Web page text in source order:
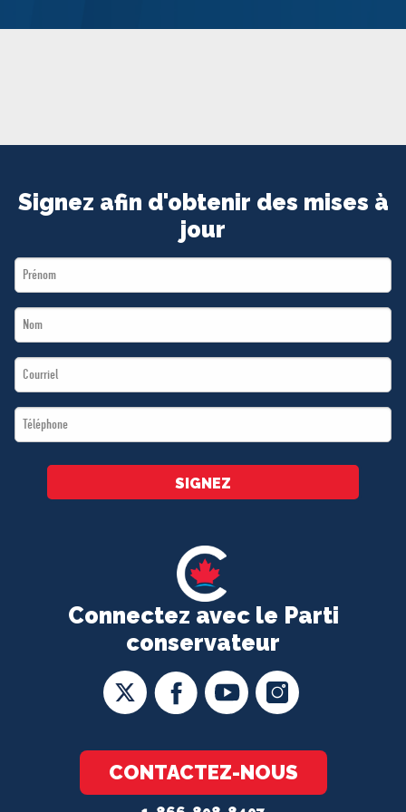
Connectez avec le Parti
conservateur
CONTACTEZ-NOUS
Signez afin d'obtenir des mises à
jour
First
Name
Last
Name
Email
*
Téléphone
*
SIGNEZ